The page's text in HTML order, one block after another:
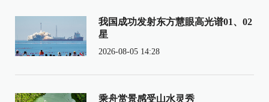
我国成功发射东方慧眼高光谱01、02
星
2026-08-05 14:28
乘舟赏景感受山水灵秀